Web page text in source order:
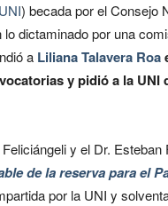
UNI) becada por el Consejo
dictaminado por una
a Liliana Talavera Roa
y pidió a la UNI
y el Dr. Esteban
de la reserva para el
por la UNI y